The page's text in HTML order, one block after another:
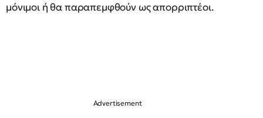
μόνιμοι ή θα παραπεμφθούν ως απορριπτέοι.